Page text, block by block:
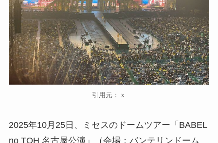
引用元：ｘ
2025年10月25日、ミセスのドームツアー「BABEL
no TOH 名古屋公演」（会場：バンテリンドーム